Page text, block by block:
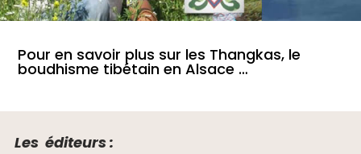
Pour en savoir plus sur les Thangkas, le
boudhisme tibétain en Alsace …
Les éditeurs :